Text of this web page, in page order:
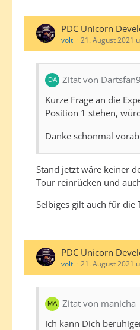
PDC Unicorn
volt 21. August 2021
Zitat von
Kurze Frage an die
Position 1 stehen,
Danke schonmal vorab
Stand jetzt wäre keiner
Tour reinrücken und
Selbiges gilt auch für die
PDC Unicorn
volt 21. August 2021
Zitat von manicha
Ich kann Dich